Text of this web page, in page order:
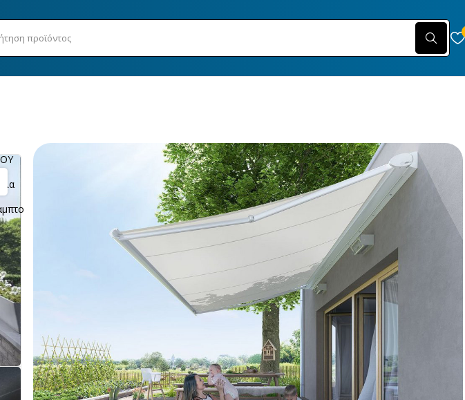
B38K ELITE – B38K PRESTIGE
Roll-up fabric in the lead rail against low sun / Καινοτόμος Σχεδιασμός / Μέγιστη διάσταση 6,00m
SKU:BRAW004
Κατηγορίες
ΤΕΝΤΑ ΚΑΣΕΤΙΝΑ